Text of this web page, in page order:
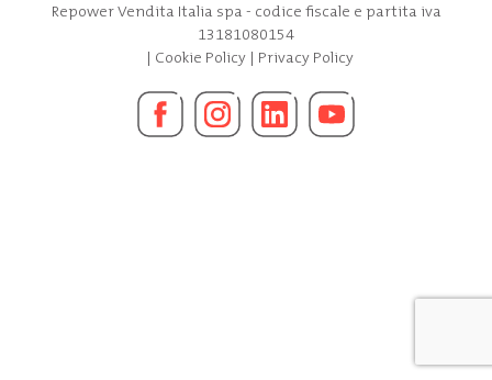
Repower Vendita Italia spa - codice fiscale e partita iva
13181080154
| Cookie Policy| Privacy Policy